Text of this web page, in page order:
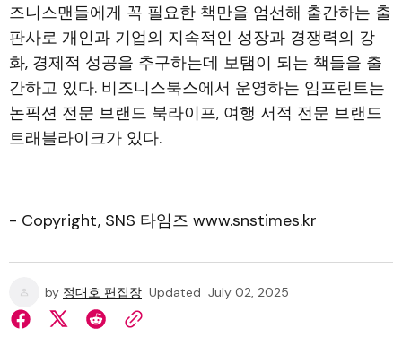
즈니스맨들에게 꼭 필요한 책만을 엄선해 출간하는 출
판사로 개인과 기업의 지속적인 성장과 경쟁력의 강
화, 경제적 성공을 추구하는데 보탬이 되는 책들을 출
간하고 있다. 비즈니스북스에서 운영하는 임프린트는
논픽션 전문 브랜드 북라이프, 여행 서적 전문 브랜드
트래블라이크가 있다.
- Copyright, SNS 타임즈 www.snstimes.kr
by 정대호 편집장 Updated July 02, 2025